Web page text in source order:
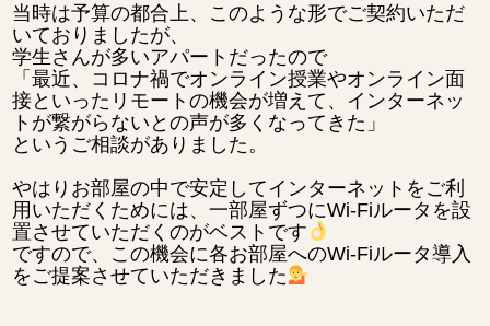
当時は予算の都合上、このような形でご契約いただ
いておりましたが、
学生さんが多いアパートだったので
「最近、コロナ禍でオンライン授業やオンライン面
接といったリモートの機会が増えて、インターネッ
トが繋がらないとの声が多くなってきた」
というご相談がありました。
やはりお部屋の中で安定してインターネットをご利
用いただくためには、一部屋ずつにWi-Fiルータを設
置させていただくのがベストです
ですので、この機会に各お部屋へのWi-Fiルータ導入
をご提案させていただきました